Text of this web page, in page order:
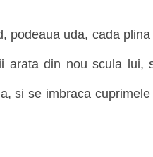
podeaua uda, cada
arata din nou scula lui,
si se imbraca